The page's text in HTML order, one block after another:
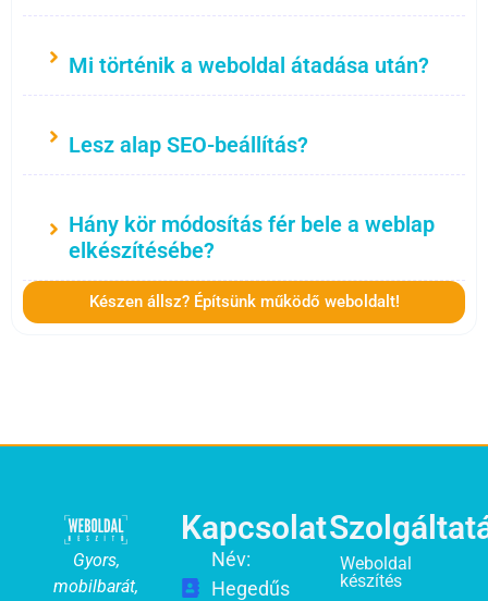
Mi történik a weboldal átadása után?
Lesz alap SEO-beállítás?
Hány kör módosítás fér bele a weblap
elkészítésébe?
Készen állsz? Építsünk működő weboldalt!
Gyors,
mobilbarát,
Kapcsolat
Név:
Hegedűs
Weboldal
készítés